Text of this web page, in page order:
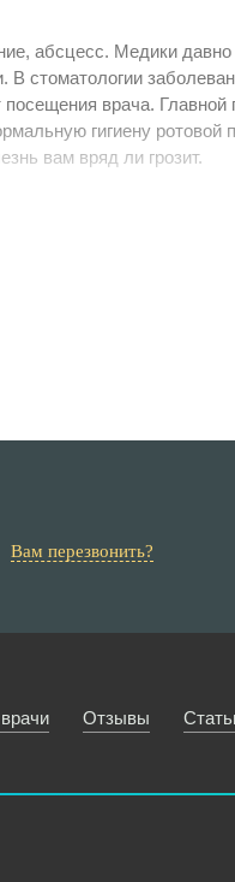
абсцесс. Медики
В стоматологии
посещения врача.
гигиену ротовой
вам вряд ли грозит.
Вам перезвонить?
Отзывы